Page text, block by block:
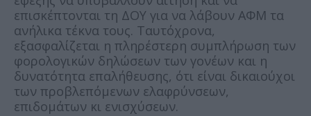
επισκέπτονται τη ΔΟΥ για να λάβουν ΑΦΜ τα
ανήλικα τέκνα τους. Ταυτόχρονα,
εξασφαλίζεται η πληρέστερη συμπλήρωση των
φορολογικών δηλώσεων των γονέων και η
δυνατότητα επαλήθευσης, ότι είναι δικαιούχοι
των προβλεπόμενων ελαφρύνσεων,
επιδομάτων κι ενισχύσεων.